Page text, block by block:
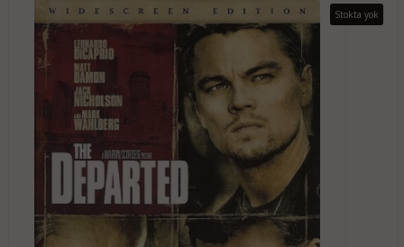
Stokta yok